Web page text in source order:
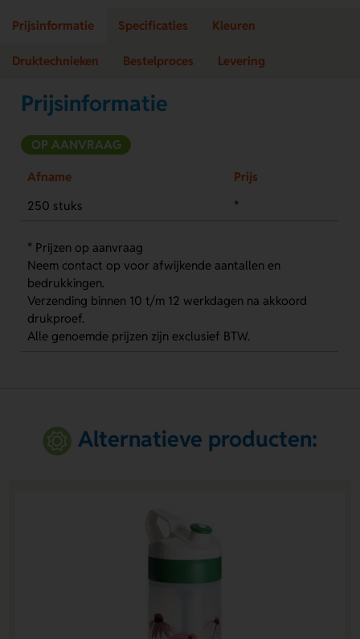
Prijsinformatie Specificaties Kleuren
Druktechnieken Bestelproces Levering
Prijsinformatie
OP AANVRAAG
Afname
Prijs
250 stuks
*
* Prijzen op aanvraag
Neem contact op voor afwijkende aantallen en
bedrukkingen.
Verzending binnen 10 t/m 12 werkdagen na akkoord
drukproef.
Alle genoemde prijzen zijn exclusief BTW.
Alternatieve producten: